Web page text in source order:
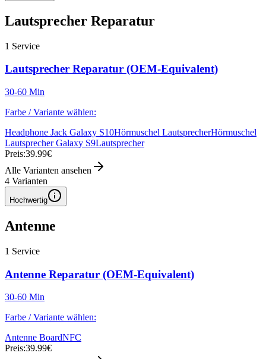
Lautsprecher Reparatur
1 Service
Lautsprecher Reparatur (OEM-Equivalent)
30-60 Min
Farbe / Variante wählen:
Headphone Jack Galaxy S10Hörmuschel LautsprecherHörmuschel
Lautsprecher Galaxy S9Lautsprecher
Preis:39.99€
Alle Varianten ansehen
4 Varianten
Hochwertig
Antenne
1 Service
Antenne Reparatur (OEM-Equivalent)
30-60 Min
Farbe / Variante wählen:
Antenne BoardNFC
Preis:39.99€